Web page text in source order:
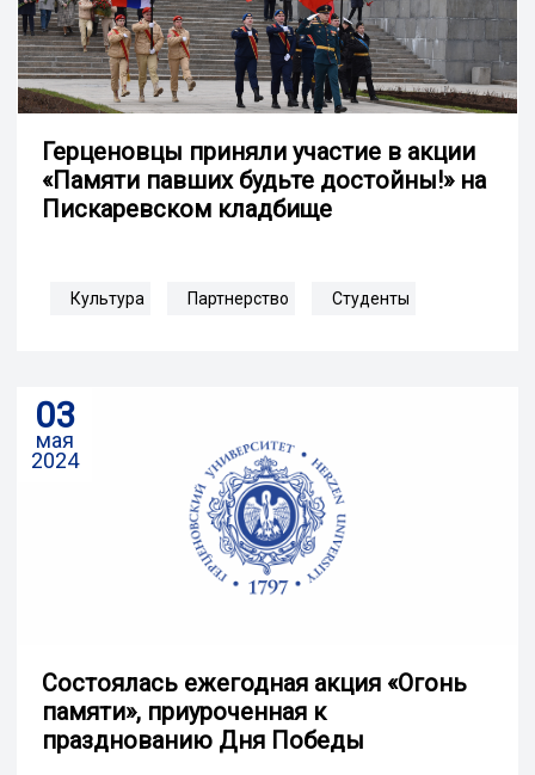
Герценовцы приняли участие в акции
«Памяти павших будьте достойны!» на
Пискаревском кладбище
Культура Партнерство Студенты
03
мая
2024
Состоялась ежегодная акция «Огонь
памяти», приуроченная к
празднованию Дня Победы